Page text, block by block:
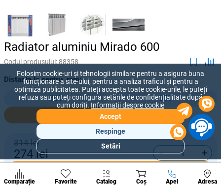
Radiator aluminiu Mirado 600
Codul produsului:88358
Distanța la centru, mm:
300
500
314 lei
274 lei - +
Cumpără acum
Comparație Favorite Catalog Coș Apel Adresa
A suna
Secțiuni
populare
de
Folosim cookie-uri și tehnologii similare pentru a asigura buna
funcționare a site-ului, pentru a analiza traficul și pentru a
optimiza publicitatea. Puteți accepta toate cookie-urile, le puteți
refuza sau puteți configura setările de confidențialitate după
cum doriți.Informații despre cookie
Accept
Respinge
Setări